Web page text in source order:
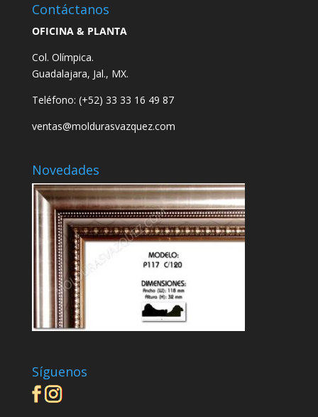
Contáctanos
OFICINA & PLANTA
Col. Olímpica.
Guadalajara, Jal., MX.
Teléfono: (+52) 33 33 16 49 87
ventas@moldurasvazquez.com
Novedades
Síguenos